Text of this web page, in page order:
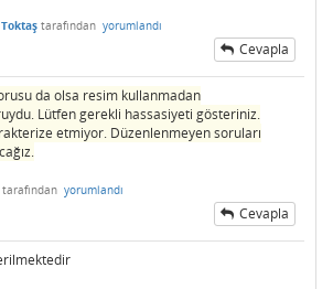
tarafından yorumlandı
Cevapla
da olsa resim kullanmadan
Lütfen gerekli hassasiyeti gösteriniz.
etmiyor. Düzenlenmeyen soruları
tarafından yorumlandı
Cevapla